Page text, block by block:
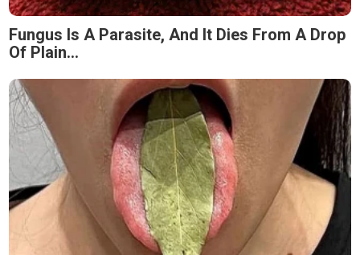
Fungus Is A Parasite, And It Dies From A Drop
Of Plain...